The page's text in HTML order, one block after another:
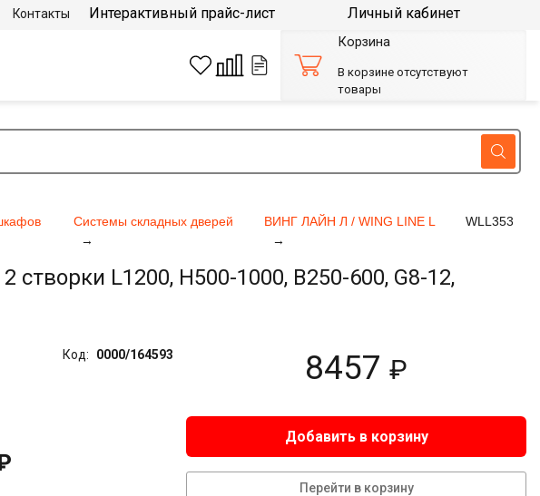
Системы складных дверей ВИНГ ЛАЙН Л / WING LINE L WLL353
L1200, H500-1000, B250-600, G8-12,
Код: 0000/164593 8457 ₽
Добавить в корзину
Перейти в корзину
Контакты Интерактивный прайс-лист Личный кабинет
Корзина
В корзине отсутствуют
товары